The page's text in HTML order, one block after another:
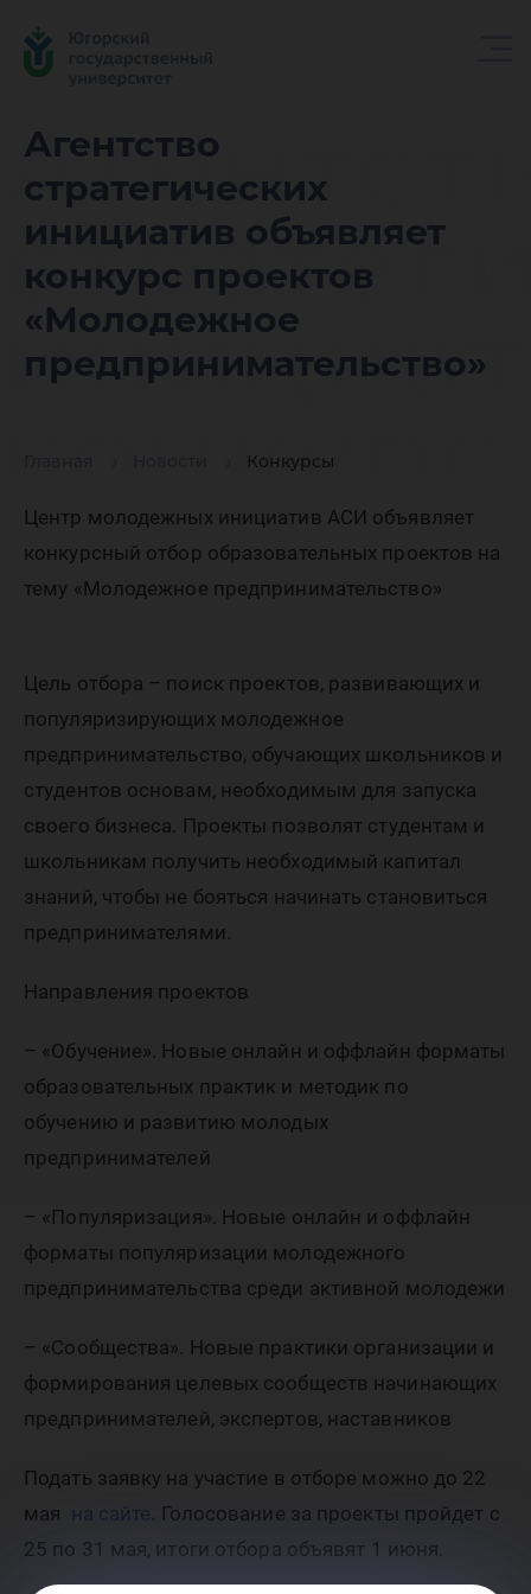
Агентство
стратегических
инициатив объявляет
конкурс проектов
«Молодежное
предпринимательство»
Конкурсы
Центр молодежных инициатив АСИ объявляет
конкурсный отбор образовательных проектов на
тему «Молодежное предпринимательство»
Цель отбора – поиск проектов, развивающих и
популяризирующих молодежное
предпринимательство, обучающих школьников и
студентов основам, необходимым для запуска
своего бизнеса. Проекты позволят студентам и
школьникам получить необходимый капитал
знаний, чтобы не бояться начинать становиться
предпринимателями.
Направления проектов
– «Обучение». Новые онлайн и оффлайн форматы
образовательных практик и методик по
обучению и развитию молодых
предпринимателей
– «Популяризация». Новые онлайн и оффлайн
форматы популяризации молодежного
предпринимательства среди активной молодежи
– «Сообщества». Новые практики организации и
формирования целевых сообществ начинающих
предпринимателей, экспертов, наставников
Подать заявку на участие в отборе можно до 22
мая
на сайте . Голосование за проекты пройдет с
25 по 31 мая, итоги отбора объявят 1 июня.